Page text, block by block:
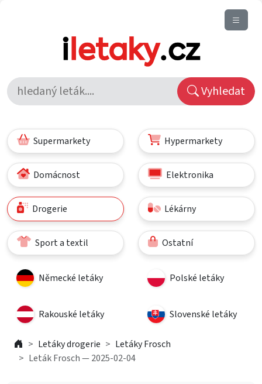
Vyhledat
Supermarkety Hypermarkety
Domácnost Elektronika
Drogerie Lékárny
Sport a textil Ostatní
Německé letáky Polské letáky
Rakouské letáky Slovenské letáky
Letáky drogerie
Letáky Frosch
Leták Frosch — 2025-02-04